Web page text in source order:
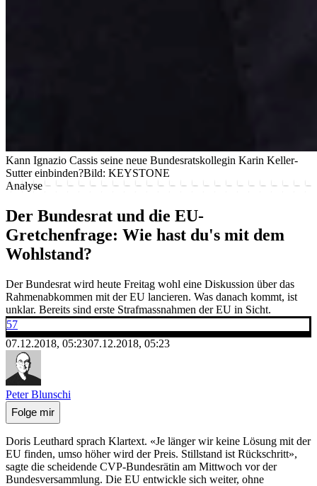
Kann Ignazio Cassis seine neue Bundesratskollegin Karin Keller-
Sutter einbinden?Bild: KEYSTONE
Analyse
Der Bundesrat und die EU-
Gretchenfrage: Wie hast du's mit dem
Wohlstand?
Der Bundesrat wird heute Freitag wohl eine Diskussion über das
Rahmenabkommen mit der EU lancieren. Was danach kommt, ist
unklar. Bereits sind erste Strafmassnahmen der EU in Sicht.
57
07.12.2018, 05:2307.12.2018, 05:23
Peter Blunschi
Folge mir
Doris Leuthard sprach Klartext. «Je länger wir keine Lösung mit der
EU finden, umso höher wird der Preis. Stillstand ist Rückschritt»,
sagte die scheidende CVP-Bundesrätin am Mittwoch vor der
Bundesversammlung. Die EU entwickle sich weiter, ohne